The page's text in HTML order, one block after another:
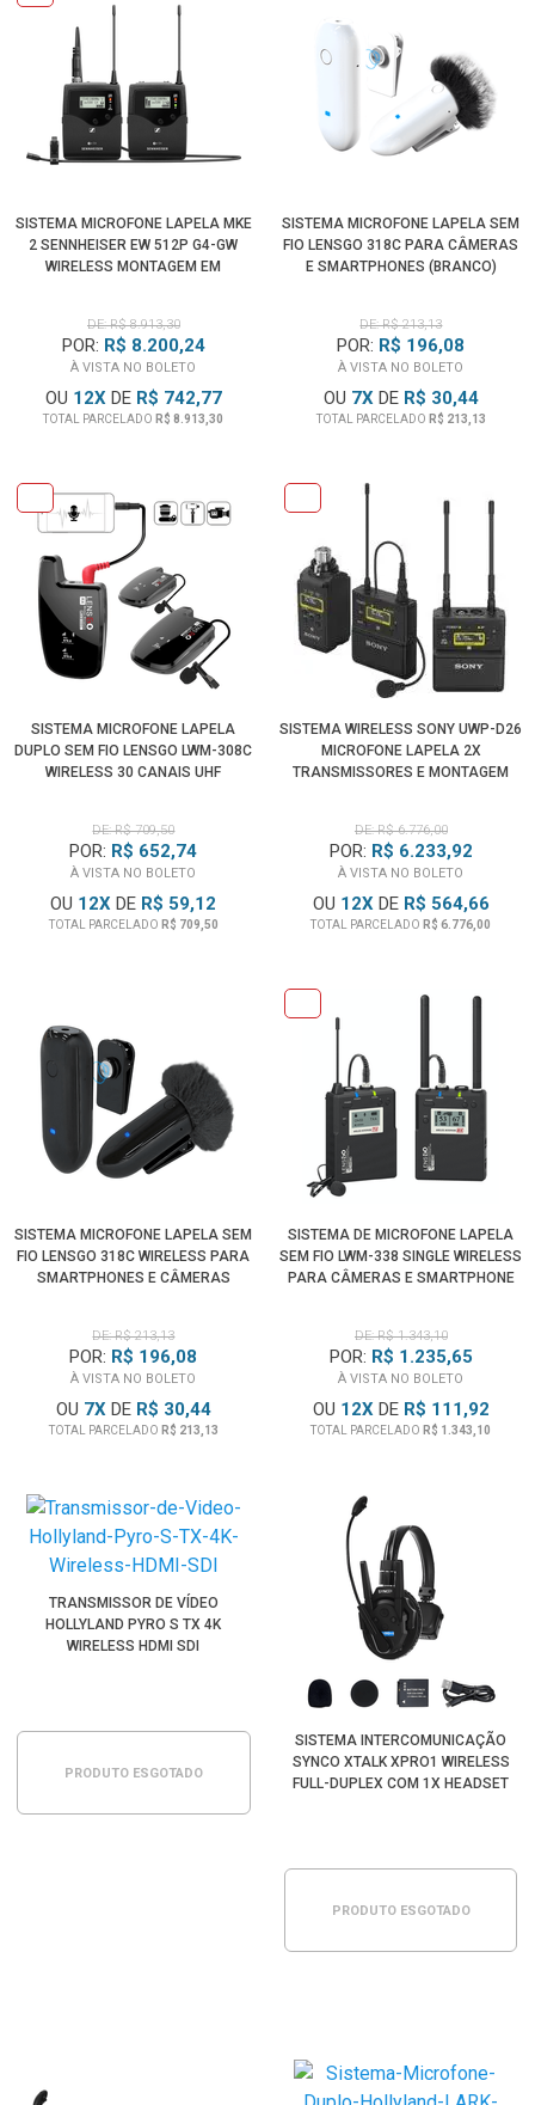
SISTEMA MICROFONE LAPELA MKE
2 SENNHEISER EW 512P G4-GW
WIRELESS MONTAGEM EM
DE: R$ 8.913,30
POR: R$ 8.200,24
À VISTA NO BOLETO
OU 12XDE R$ 742,77
TOTAL PARCELADO R$ 8.913,30
SISTEMA MICROFONE LAPELA SEM
FIO LENSGO 318C PARA CÂMERAS
E SMARTPHONES (BRANCO)
DE: R$ 213,13
POR: R$ 196,08
À VISTA NO BOLETO
OU 7XDE R$ 30,44
TOTAL PARCELADO R$ 213,13
SISTEMA MICROFONE LAPELA
DUPLO SEM FIO LENSGO LWM-308C
WIRELESS 30 CANAIS UHF
DE: R$ 709,50
POR: R$ 652,74
À VISTA NO BOLETO
OU 12X DE R$ 59,12
TOTAL PARCELADO R$ 709,50
SISTEMA WIRELESS SONY UWP-D26
MICROFONE LAPELA 2X
TRANSMISSORES E MONTAGEM
DE: R$ 6.776,00
POR: R$ 6.233,92
À VISTA NO BOLETO
OU 12XDE R$ 564,66
TOTAL PARCELADO R$ 6.776,00
SISTEMA MICROFONE LAPELA SEM
FIO LENSGO 318C WIRELESS PARA
SMARTPHONES E CÂMERAS
DE: R$ 213,13
POR: R$ 196,08
À VISTA NO BOLETO
OU 7XDE R$ 30,44
TOTAL PARCELADO R$ 213,13
SISTEMA DE MICROFONE LAPELA
SEM FIO LWM-338 SINGLE WIRELESS
PARA CÂMERAS E SMARTPHONE
DE: R$ 1.343,10
POR: R$ 1.235,65
À VISTA NO BOLETO
OU 12XDE R$ 111,92
TOTAL PARCELADO R$ 1.343,10
TRANSMISSOR DE VÍDEO
HOLLYLAND PYRO S TX 4K
WIRELESS HDMI SDI
PRODUTO ESGOTADO
SISTEMA INTERCOMUNICAÇÃO
SYNCO XTALK XPRO1 WIRELESS
FULL-DUPLEX COM 1X HEADSET
PRODUTO ESGOTADO